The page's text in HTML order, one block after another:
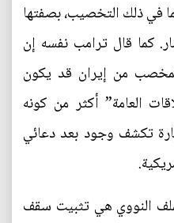
في ذلك التخصيب، بصفتها
كما قال ترامب نفسه إن
من إيران قد يكون
العامة” أكثر من كونه
تكشف وجود بعد دعائي
النووي هي تثبيت سقف